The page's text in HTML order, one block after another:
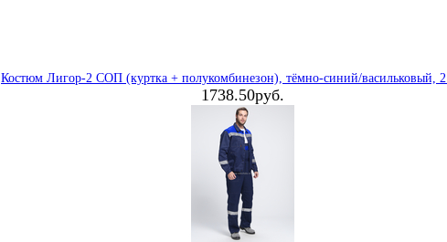
Костюм Лигор-2 СОП (куртка + полукомбинезон), тёмно-синий/васильковый,
1738.50руб.